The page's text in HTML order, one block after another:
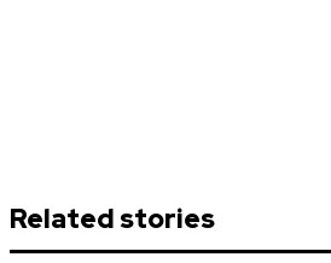
Related stories